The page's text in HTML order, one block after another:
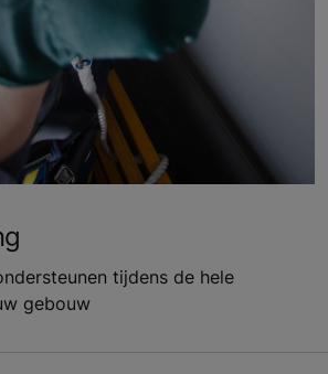
tijdens de hele
gebouw